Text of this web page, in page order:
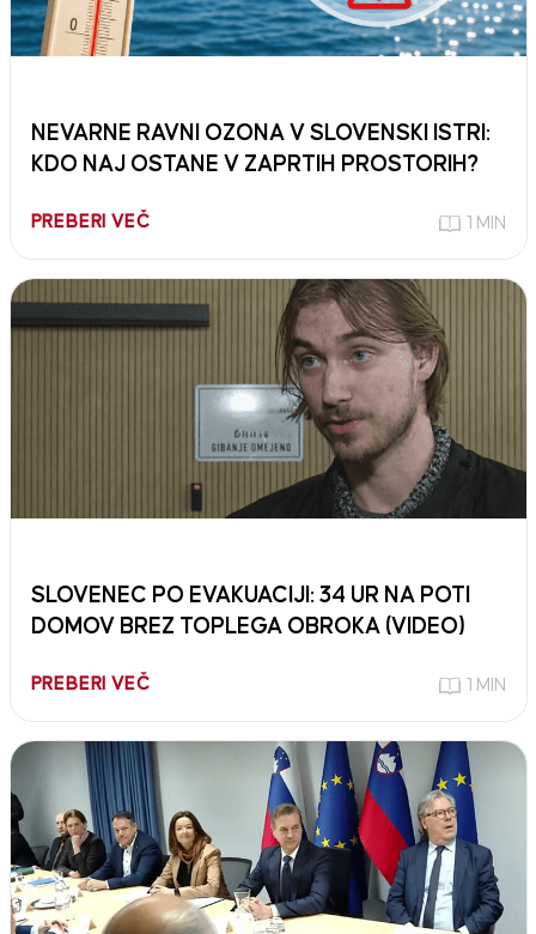
NEVARNE RAVNI OZONA V SLOVENSKI ISTRI:
KDO NAJ OSTANE V ZAPRTIH PROSTORIH?
PREBERI VEČ 1 MIN
SLOVENEC PO EVAKUACIJI: 34 UR NA POTI
DOMOV BREZ TOPLEGA OBROKA (VIDEO)
PREBERI VEČ 1 MIN